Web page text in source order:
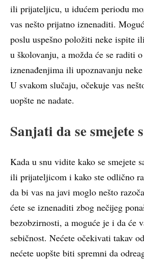
ili prijateljicu, u idućem periodu
vas nešto prijatno iznenaditi.
poslu uspešno položiti neke ispite
u školovanju, a možda će se raditi
iznenađenjima ili upoznavanju
U svakom slučaju, očekuje vas
uopšte ne nadate.
Sanjati da se smejete
Kada u snu vidite kako se smejete
ili prijateljicom i kako ste odlično
da bi vas na javi moglo nešto
ćete se iznenaditi zbog nečijeg
bezobzirnosti, a moguće je i da će
sebičnost. Nećete očekivati takav
nećete uopšte biti spremni da